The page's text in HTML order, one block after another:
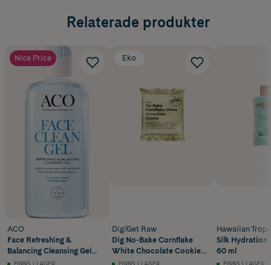
Relaterade produkter
Nice Price
ACO
Face Refreshing &
Balancing Cleansing Gel
Rengöringsgel 200 ml
Eko
Dig/Get Raw
Dig No-Bake Cornflake
White Chocolate Cookie
30 g
Hawaiian
Silk Hydration
60 ml